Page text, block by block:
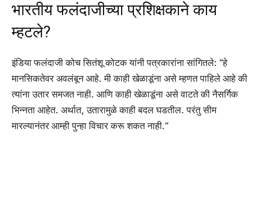
भारतीय फलंदाजीच्या प्रशिक्षकाने काय
म्हटले?
इंडिया फलंदाजी कोच सितंशू कोटक यांनी पत्रकारांना सांगितले: “हे
मानसिकतेवर अवलंबून आहे. मी काही खेळाडूंना असे म्हणत पाहिले आहे की
त्यांना उतार समजत नाही. आणि काही खेळाडूंना असे वाटते की नैसर्गिक
भिन्नता आहेत. अर्थात, उतारामुळे काही बदल घडतील. परंतु सीम
मारल्यानंतर आम्ही पुन्हा विचार करू शकत नाही.“